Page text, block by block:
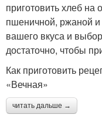
приготовить хлеб на
пшеничной, ржаной и
вашего вкуса и
достаточно, чтобы
Как приготовить
«Вечная»
читать дальше →